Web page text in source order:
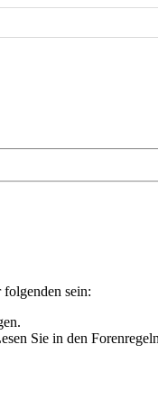
sein:
Sie in den